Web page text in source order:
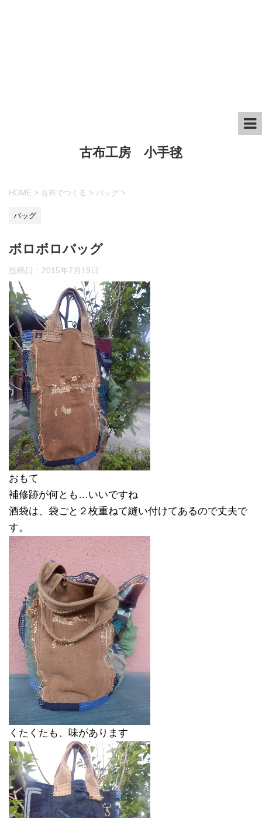
古布工房 小手毬
HOME > 古布でつくる > バッグ >
バッグ
ボロボロバッグ
投稿日： 2015年7月19日
おもて
補修跡が何とも…いいですね
酒袋は、袋ごと２枚重ねて縫い付けてあるので丈夫で
す。
くたくたも、味があります